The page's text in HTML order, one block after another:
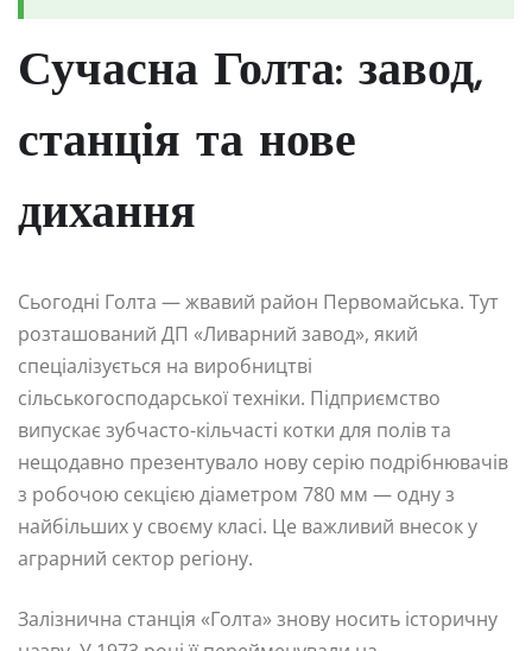
Сучасна Голта: завод,
станція та нове
дихання
Сьогодні Голта — жвавий район Первомайська. Тут
розташований ДП «Ливарний завод», який
спеціалізується на виробництві
сільськогосподарської техніки. Підприємство
випускає зубчасто-кільчасті котки для полів та
нещодавно презентувало нову серію подрібнювачів
з робочою секцією діаметром 780 мм — одну з
найбільших у своєму класі. Це важливий внесок у
аграрний сектор регіону.
Залізнична станція «Голта» знову носить історичну